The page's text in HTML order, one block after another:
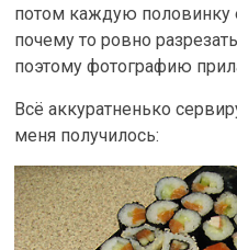
потом каждую половинку
почему то ровно
поэтому фотографию
Всё аккуратненько
меня получилось: